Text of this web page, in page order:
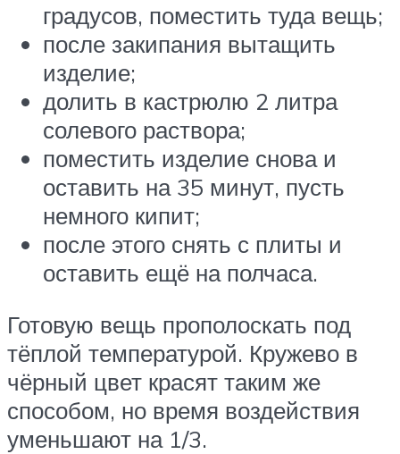
градусов, поместить туда вещь;
после закипания вытащить
изделие;
долить в кастрюлю 2 литра
солевого раствора;
поместить изделие снова и
оставить на 35 минут, пусть
немного кипит;
после этого снять с плиты и
оставить ещё на полчаса.
Готовую вещь прополоскать под
тёплой температурой. Кружево в
чёрный цвет красят таким же
способом, но время воздействия
уменьшают на 1/3.